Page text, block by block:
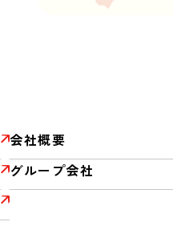
会社概要
グループ会社